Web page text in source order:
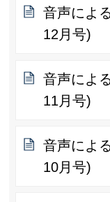
音声によ
12月号)
音声によ
11月号)
音声によ
10月号)